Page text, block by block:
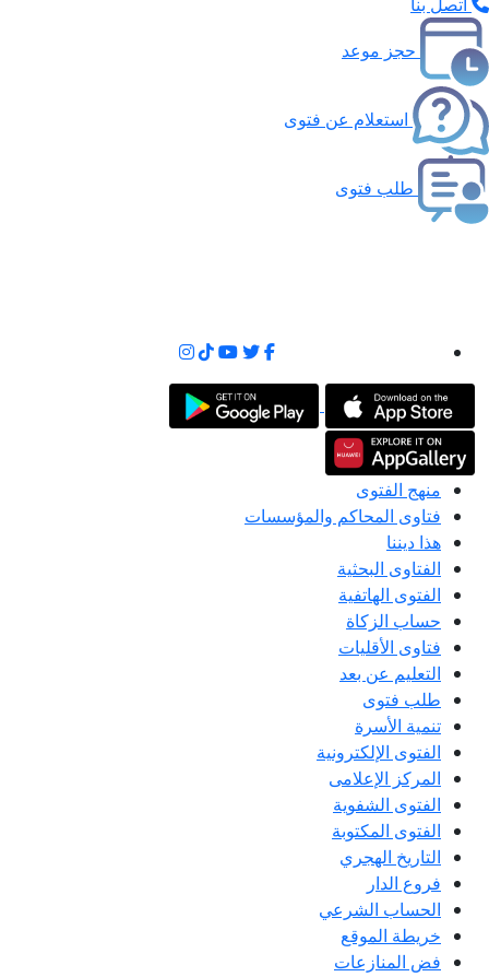
حجز موعد
استعلام عن فتوى
طلب فتوى
منهج الفتوى
فتاوى المحاكم والمؤسسات
هذا ديننا
الفتاوى البحثية
الفتوى الهاتفية
حساب الزكاة
فتاوى الأقليات
التعليم عن بعد
طلب فتوى
تنمية الأسرة
الفتوى الإلكترونية
المركز الإعلامى
الفتوى الشفوية
الفتوى المكتوبة
التاريخ الهجري
فروع الدار
الحساب الشرعي
خريطة الموقع
فض المنازعات